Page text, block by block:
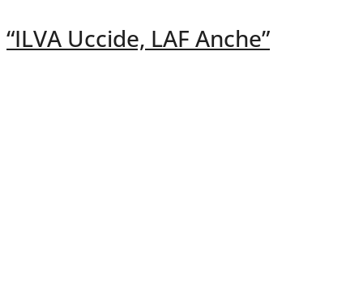
“ILVA Uccide, LAF Anche”